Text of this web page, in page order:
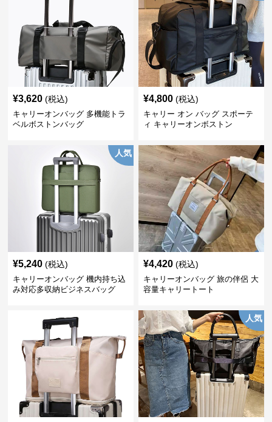
¥3,620 (税込)
キャリーオンバッグ 多機能トラ
ベルボストンバッグ
¥4,800 (税込)
キャリー オン バッグ スポーテ
ィ キャリーオンボストン
人気
¥5,240 (税込)
キャリーオンバッグ 機内持ち込
み対応多収納ビジネスバッグ
¥4,420 (税込)
キャリーオンバッグ 旅の伴侶 大
容量キャリートート
人気